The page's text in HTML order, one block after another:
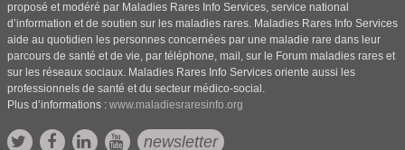
proposé et modéré par Maladies Rares Info Services, service national
d’information et de soutien sur les maladies rares. Maladies Rares Info Services
aide au quotidien les personnes concernées par une maladie rare dans leur
parcours de santé et de vie, par téléphone, mail, sur le Forum maladies rares et
sur les réseaux sociaux. Maladies Rares Info Services oriente aussi les
professionnels de santé et du secteur médico-social.
Plus d’informations : www.maladiesraresinfo.org
newsletter